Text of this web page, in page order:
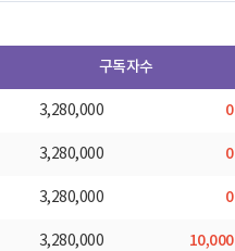
구독자수
3,280,000 0
3,280,000 0
3,280,000 0
3,280,000 10,000